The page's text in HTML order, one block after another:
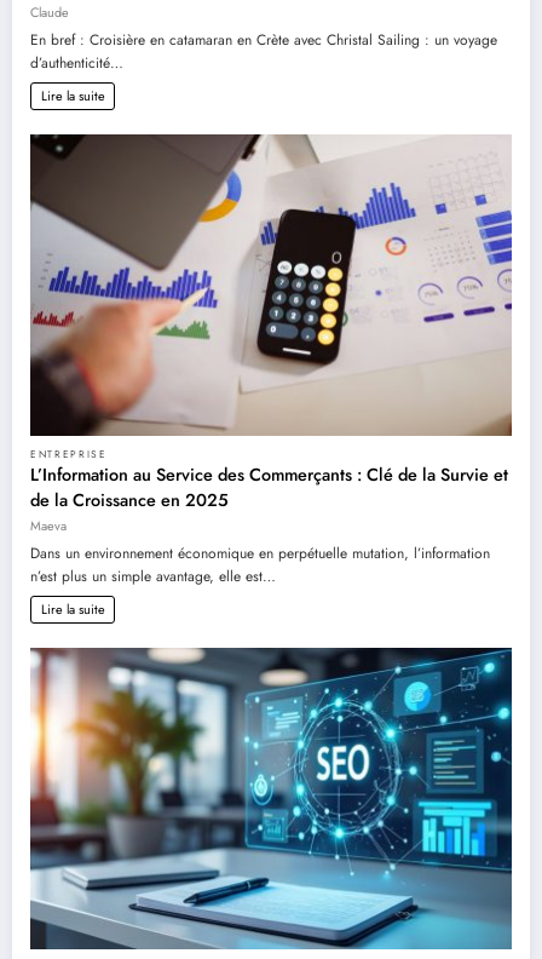
Claude
En bref : Croisière en catamaran en Crète avec Christal Sailing : un voyage
d’authenticité…
Lire la suite
ENTREPRISE
L’Information au Service des Commerçants : Clé de la Survie et
de la Croissance en 2025
Maeva
Dans un environnement économique en perpétuelle mutation, l’information
n’est plus un simple avantage, elle est…
Lire la suite